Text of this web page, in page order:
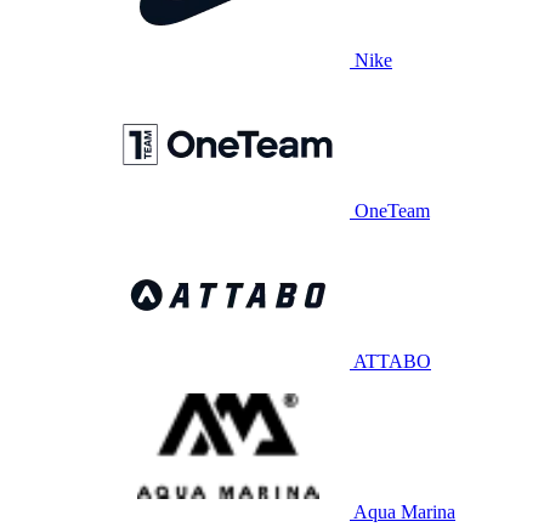
Nike
OneTeam
ATTABO
Aqua Marina